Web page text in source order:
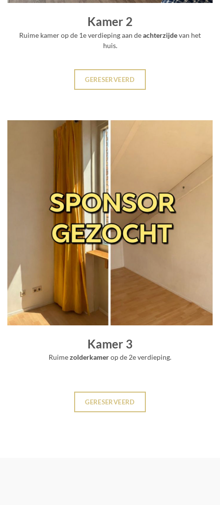
Kamer 2
Ruime kamer op de 1e verdieping aan deachterzijdevan het
huis.
GERESERVEERD
Kamer 3
Ruimezolderkamerop de 2e verdieping.
GERESERVEERD